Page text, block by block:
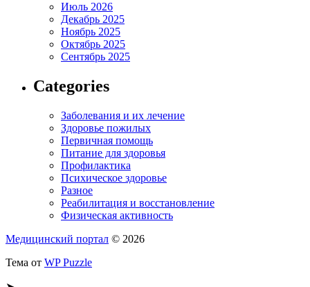
Июль 2026
Декабрь 2025
Ноябрь 2025
Октябрь 2025
Сентябрь 2025
Categories
Заболевания и их лечение
Здоровье пожилых
Первичная помощь
Питание для здоровья
Профилактика
Психическое здоровье
Разное
Реабилитация и восстановление
Физическая активность
Медицинский портал © 2026
Тема от WP Puzzle